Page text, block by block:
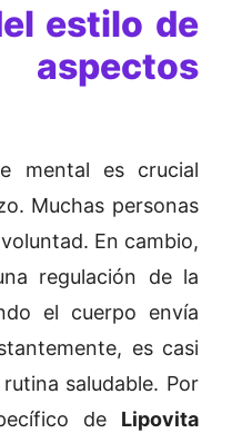
estilo de
mental es crucial
Muchas personas
En cambio,
regulación de la
el cuerpo envía
es casi
saludable. Por
de Lipovita